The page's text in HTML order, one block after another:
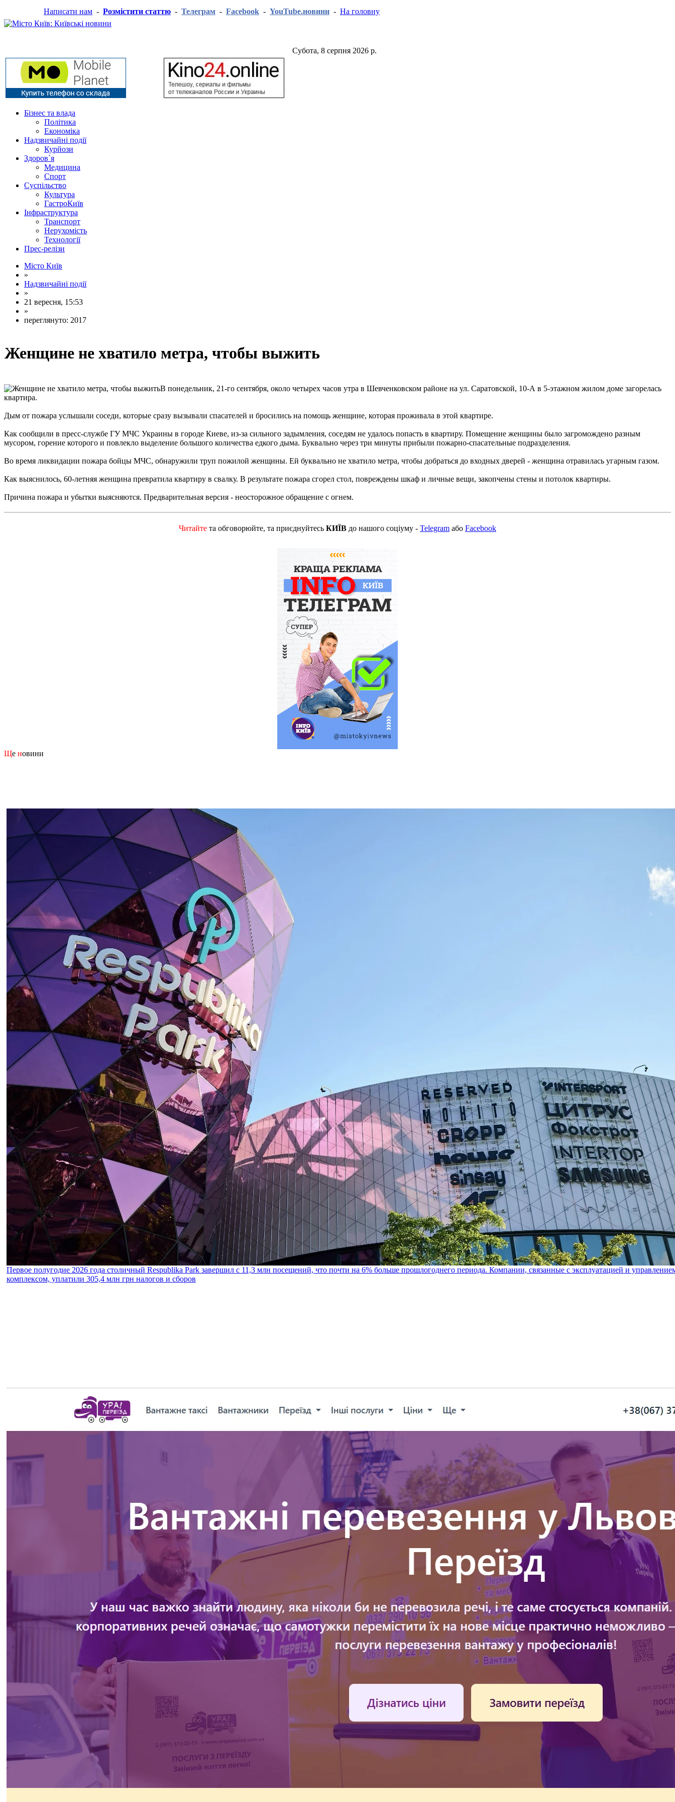
Написати нам - Розмістити статтю - Телеграм - Facebook - YouTube.новини - На головну
Субота, 8 серпня 2026 р.
Бізнес та влада
Політика
Економіка
Надзвичайні події
Курйози
Здоров`я
Медицина
Спорт
Суспільство
Культура
ГастроКиїв
Інфраструктура
Транспорт
Нерухомість
Технології
Прес-релізи
Місто Київ
»
Надзвичайні події
»
21 вересня, 15:53
»
переглянуто: 2017
Женщине не хватило метра, чтобы выжить
В понедельник, 21-го сентября, около четырех часов утра в Шевченковском районе на ул. Саратовской, 10-А в 5-этажном жилом доме загорелась
квартира.
Дым от пожара услышали соседи, которые сразу вызывали спасателей и бросились на помощь женщине, которая проживала в этой квартире.
Как сообщили в пресс-службе ГУ МЧС Украины в городе Киеве, из-за сильного задымления, соседям не удалось попасть в квартиру. Помещение женщины было загромождено разным
мусором, горение которого и повлекло выделение большого количества едкого дыма. Буквально через три минуты прибыли пожарно-спасательные подразделения.
Во время ликвидации пожара бойцы МЧС, обнаружили труп пожилой женщины. Ей буквально не хватило метра, чтобы добраться до входных дверей - женщина отравилась угарным газом.
Как выяснилось, 60-летняя женщина превратила квартиру в свалку. В результате пожара сгорел стол, повреждены шкаф и личные вещи, закопчены стены и потолок квартиры.
Причина пожара и убытки выясняются. Предварительная версия - неосторожное обращение с огнем.
Читайте та обговорюйте, та приєднуйтесь КИЇВ до нашого соціуму - Telegram або Facebook
Ще новини
Первое полугодие 2026 года столичный Respublika Park завершил с 11,3 млн посещений, что почти на 6% больше прошлогоднего периода. Компании, связанные с эксплуатацией и
комплексом, уплатили 305,4 млн грн налогов и сборов